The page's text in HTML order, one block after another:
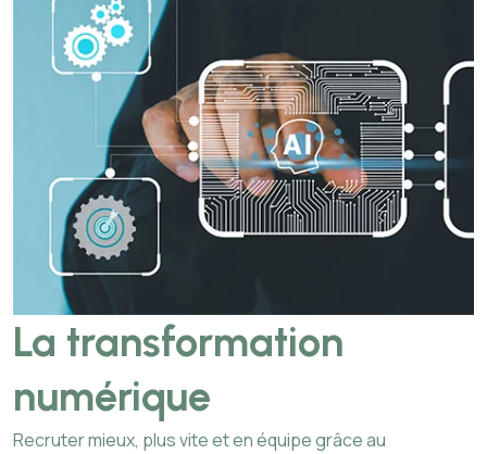
La transformation
numérique
Recruter mieux, plus vite et en équipe grâce au